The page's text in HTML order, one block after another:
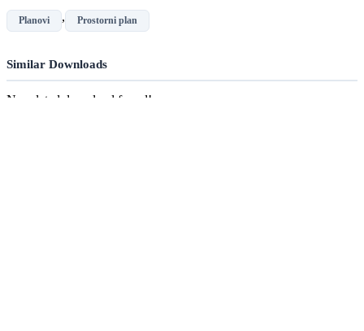
Planovi , Prostorni plan
Similar Downloads
No related download found!